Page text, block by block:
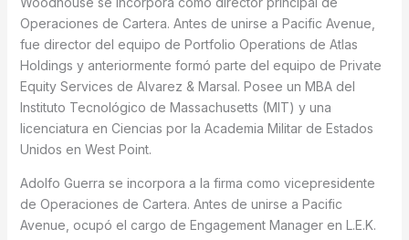
Operaciones de Cartera. Antes de unirse a Pacific Avenue,
fue director del equipo de Portfolio Operations de Atlas
Holdings y anteriormente formó parte del equipo de Private
Equity Services de Alvarez & Marsal. Posee un MBA del
Instituto Tecnológico de Massachusetts (MIT) y una
licenciatura en Ciencias por la Academia Militar de Estados
Unidos en West Point.
Adolfo Guerra se incorpora a la firma como vicepresidente
de Operaciones de Cartera. Antes de unirse a Pacific
Avenue, ocupó el cargo de Engagement Manager en L.E.K.